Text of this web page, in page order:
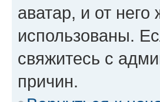
аватар, и от
использованы.
свяжитесь с
причин.